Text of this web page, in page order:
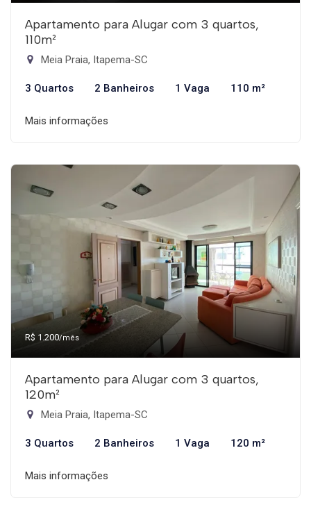
Apartamento para Alugar com 3 quartos,
110m²
Meia Praia, Itapema-SC
3 Quartos 2 Banheiros 1 Vaga 110 m²
Mais informações
R$ 1.200/mês
Apartamento para Alugar com 3 quartos,
120m²
Meia Praia, Itapema-SC
3 Quartos 2 Banheiros 1 Vaga 120 m²
Mais informações